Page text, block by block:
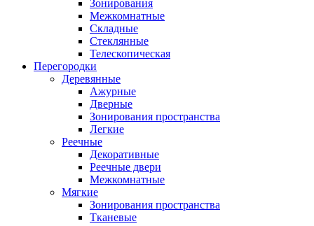
Зонирования
Межкомнатные
Складные
Стеклянные
Телескопическая
Перегородки
Деревянные
Ажурные
Дверные
Зонирования пространства
Легкие
Реечные
Декоративные
Реечные двери
Межкомнатные
Мягкие
Зонирования пространства
Тканевые